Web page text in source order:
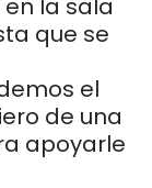
la sala
que se
el
de una
apoyarle